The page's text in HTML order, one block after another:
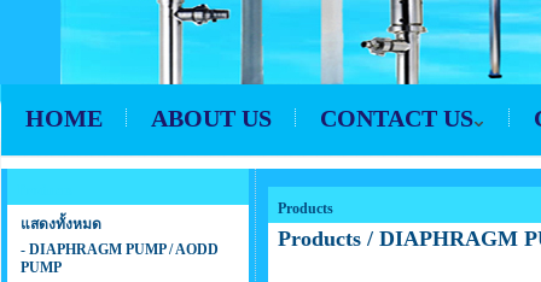
HOME ABOUT US CONTACT US
แสดงทั้งหมด
- DIAPHRAGM PUMP / AODD
PUMP
Products
Products / DIAPHRAGM